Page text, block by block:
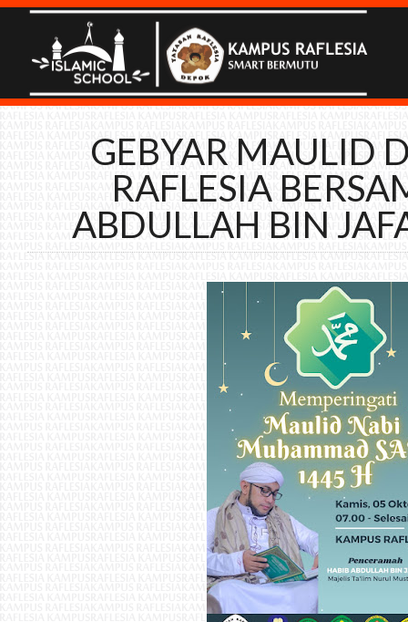
GEBYAR MAULID
RAFLESIA
ABDULLAH BIN